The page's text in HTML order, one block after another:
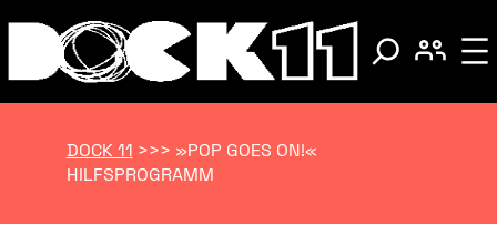
DOCK 11 >>> »POP GOES ON!«
HILFSPROGRAMM